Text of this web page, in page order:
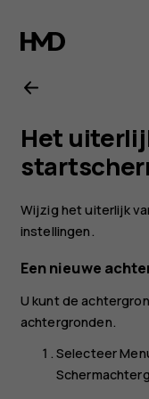
Nokia
3310
3G
Het
Wijzig het uiterlijk
instellingen.
Een nieuwe
U kunt de
achtergronden.
Selecteer